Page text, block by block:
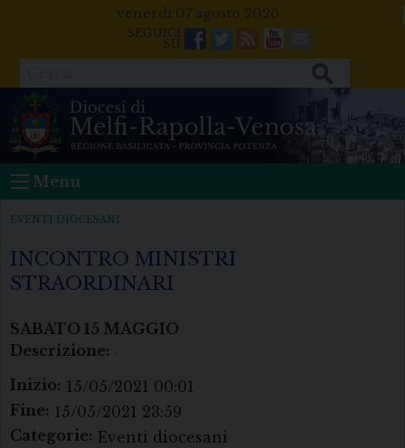
venerdì 07 agosto 2026
Facebook
Twitter
FeedsYoutube
Mail
Menu
EVENTI DIOCESANI
INCONTRO MINISTRI
STRAORDINARI
SABATO 15 MAGGIO
Descrizione: .
Inizio: 15/05/2021 00:01
Fine: 15/05/2021 23:59
Categorie: Eventi diocesani